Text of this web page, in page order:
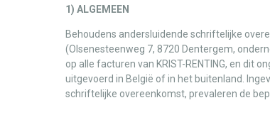
1) ALGEMEEN
Behoudens andersluidende schriftelijke
(Olsenesteenweg 7, 8720 Dentergem,
op alle facturen van KRIST-RENTING, en dit
uitgevoerd in België of in het buitenland.
schriftelijke overeenkomst, prevaleren de